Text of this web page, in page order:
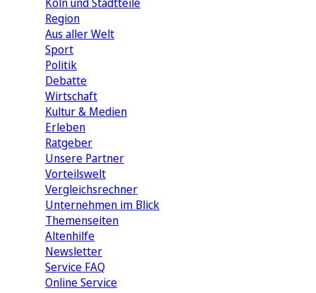
Region
Aus aller Welt
Sport
Politik
Debatte
Wirtschaft
Kultur & Medien
Erleben
Ratgeber
Unsere Partner
Vorteilswelt
Vergleichsrechner
Unternehmen im Blick
Themenseiten
Altenhilfe
Newsletter
Service FAQ
Online Service